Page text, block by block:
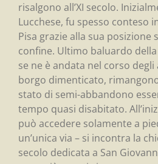
risalgono all’XI secolo.
Lucchese, fu spesso conteso
Pisa grazie alla sua posizione
confine. Ultimo baluardo
se ne è andata nel corso
borgo dimenticato,
stato di semi-abbandono
tempo quasi disabitato.
può accedere solamente a
un’unica via – si incontra la
secolo dedicata a San